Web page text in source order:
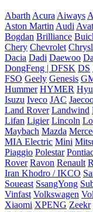
Abarth Acura Aiways
Aston Martin Audi
Bogdan Brilliance
Chery Chevrolet
Dacia Dadi Daewoo
DongFeng | DFSK DS
FSO Geely Genesis
Hummer HYMER
Isuzu Iveco JAC
Land Rover Landwind
Lifan Ligier Lincoln
Maybach Mazda
MIA Electric Mini
Piaggio Polestar
Rover Ravon Renault
Iran Khodro / IKCO
Soueast SsangYong
Vinfast Volkswagen
Xiaomi XPENG Zeekr